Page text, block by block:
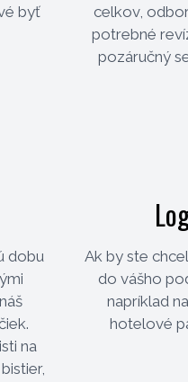
byť
celkov,
potrebné
pozáručný
dobu
na
Ak by ste
do vášho
napríklad
hotelové